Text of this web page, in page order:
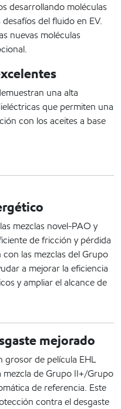
desarrollando moléculas
del fluido en EV.
nuevas moléculas
una alta
que permiten una
con los aceites a base
mezclas novel-PAO y
de fricción y pérdida
las mezclas del Grupo
a mejorar la eficiencia
y ampliar el alcance de
mejorado
grosor de película EHL
de Grupo II+/Grupo
de referencia. Este
contra el desgaste